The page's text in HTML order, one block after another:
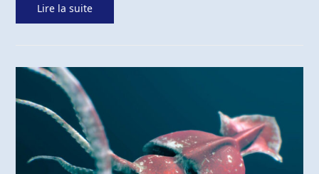
Lire la suite